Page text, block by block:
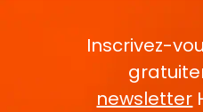
Inscrivez-
newsletter